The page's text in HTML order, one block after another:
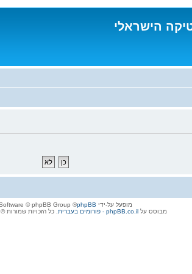
הישראלי
מופעל על-ידי phpBB
® Forum Software © phpBB Group
מבוסס עלphpBB.co.il - פורומים בעברית . כל הזכויות שמורות © 2008 - phpBB.co.il.